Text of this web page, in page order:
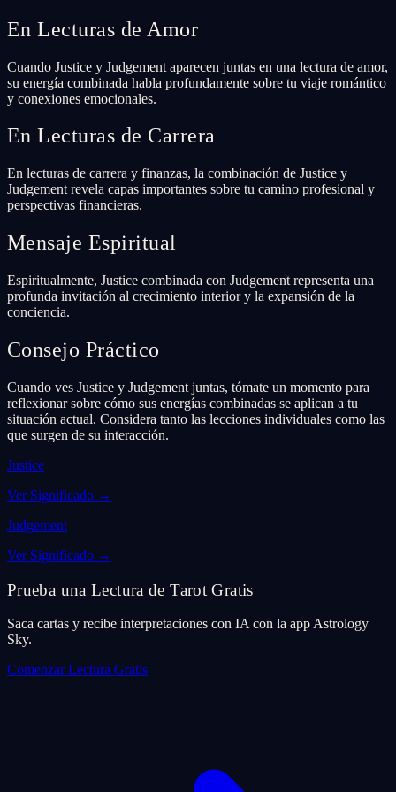
En Lecturas de Amor
Cuando Justice y Judgement aparecen juntas en una lectura de amor,
su energía combinada habla profundamente sobre tu viaje romántico
y conexiones emocionales.
En Lecturas de Carrera
En lecturas de carrera y finanzas, la combinación de Justice y
Judgement revela capas importantes sobre tu camino profesional y
perspectivas financieras.
Mensaje Espiritual
Espiritualmente, Justice combinada con Judgement representa una
profunda invitación al crecimiento interior y la expansión de la
conciencia.
Consejo Práctico
Cuando ves Justice y Judgement juntas, tómate un momento para
reflexionar sobre cómo sus energías combinadas se aplican a tu
situación actual. Considera tanto las lecciones individuales como las
que surgen de su interacción.
Justice
Ver Significado →
Judgement
Ver Significado →
Prueba una Lectura de Tarot Gratis
Saca cartas y recibe interpretaciones con IA con la app Astrology
Sky.
Comenzar Lectura Gratis